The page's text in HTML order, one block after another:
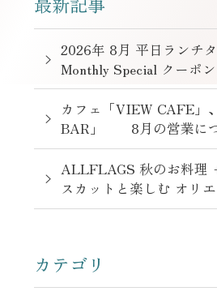
2026年 8月 平日ランチ
Monthly Special クーポ
カフェ「VIEW CAFE」
BAR」 8月の営業につ
ALLFLAGS 秋のお料理
スカットと楽しむ オリ
バーフェスト」 9月1日
カテゴリ